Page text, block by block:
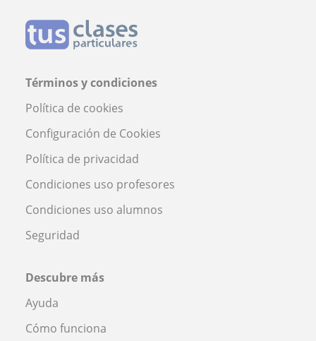
Términos y condiciones
Política de cookies
Configuración de Cookies
Política de privacidad
Condiciones uso profesores
Condiciones uso alumnos
Seguridad
Descubre más
Ayuda
Cómo funciona